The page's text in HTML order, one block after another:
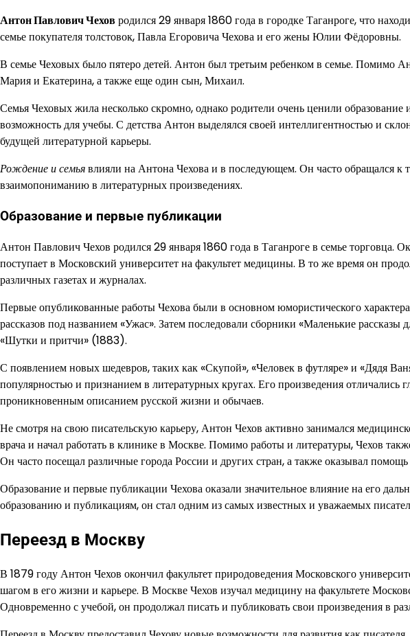
Антон Павлович Чеховродился 29 января 1860 года в городке Таганроге, что
семье покупателя толстовок, Павла Егоровича Чехова и его жены Юлии Фёдоровны.
В семье Чеховых было пятеро детей. Антон был третьим ребенком в семье.
Мария и Екатерина, а также еще один сын, Михаил.
Семья Чеховых жила несколько скромно, однако родители очень ценили
возможность для учебы. С детства Антон выделялся своей интеллигентностью и
будущей литературной карьеры.
Рождение и семьявлияли на Антона Чехова и в последующем. Он часто обращался
взаимопониманию в литературных произведениях.
Образование и первые публикации
Антон Павлович Чехов родился 29 января 1860 года в Таганроге в семье торговца.
поступает в Московский университет на факультет медицины. В то же время он
различных газетах и журналах.
Первые опубликованные работы Чехова были в основном юмористического
рассказов под названием «Ужас». Затем последовали сборники «Маленькие
«Шутки и притчи» (1883).
С появлением новых шедевров, таких как «Скупой», «Человек в футляре» и «Дядя
популярностью и признанием в литературных кругах. Его произведения отличались
проникновенным описанием русской жизни и обычаев.
Не смотря на свою писательскую карьеру, Антон Чехов активно занимался
врача и начал работать в клинике в Москве. Помимо работы и литературы, Чехов
Он часто посещал различные города России и других стран, а также оказывал
Образование и первые публикации Чехова оказали значительное влияние на его
образованию и публикациям, он стал одним из самых известных и уважаемых
Переезд в Москву
В 1879 году Антон Чехов окончил факультет природоведения Московского
шагом в его жизни и карьере. В Москве Чехов изучал медицину на факультете
Одновременно с учебой, он продолжал писать и публиковать свои произведения в